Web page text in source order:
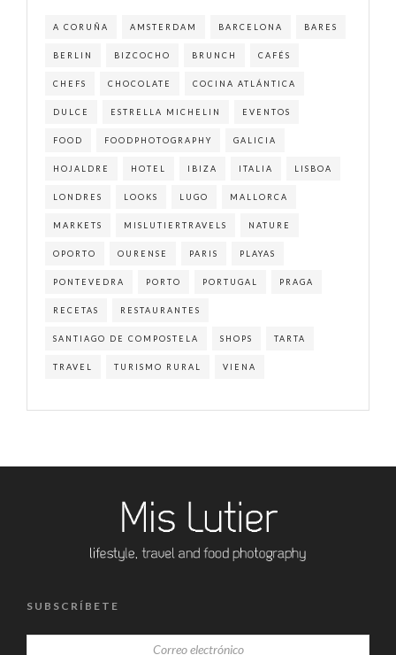
A CORUÑA AMSTERDAM BARCELONA BARES
BERLIN BIZCOCHO BRUNCH CAFÉS
CHEFS CHOCOLATE COCINA ATLÁNTICA
DULCE ESTRELLA MICHELIN EVENTOS
FOOD FOODPHOTOGRAPHY GALICIA
HOJALDRE HOTEL IBIZA ITALIA LISBOA
LONDRES LOOKS LUGO MALLORCA
MARKETS MISLUTIERTRAVELS NATURE
OPORTO OURENSE PARIS PLAYAS
PONTEVEDRA PORTO PORTUGAL PRAGA
RECETAS RESTAURANTES
SANTIAGO DE COMPOSTELA SHOPS TARTA
TRAVEL TURISMO RURAL VIENA
SUBSCRÍBETE